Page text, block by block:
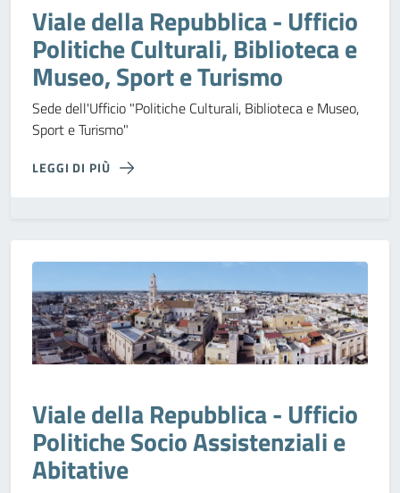
Viale della Repubblica - Ufficio
Politiche Culturali, Biblioteca e
Museo, Sport e Turismo
Sede dell'Ufficio "Politiche Culturali, Biblioteca e Museo,
Sport e Turismo"
LEGGI DI PIÙ
Viale della Repubblica - Ufficio
Politiche Socio Assistenziali e
Abitative